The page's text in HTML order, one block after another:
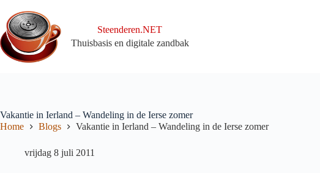
naar
de
inhoud
Steenderen.NET
Thuisbasis en digitale zandbak
Vakantie in Ierland – Wandeling in de Ierse zomer
Home
Blogs Vakantie in Ierland – Wandeling in de Ierse zomer
vrijdag 8 juli 2011